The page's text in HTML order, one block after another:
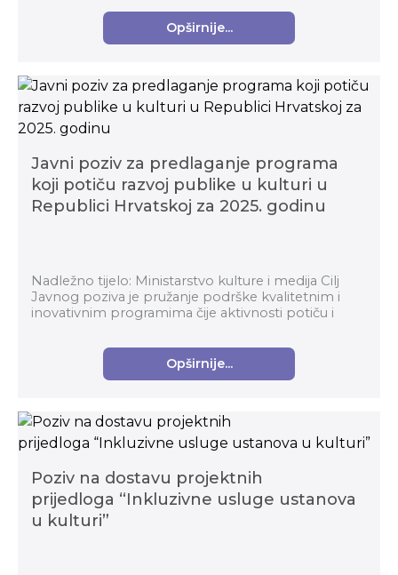
školama na ...
Opširnije...
Javni poziv za predlaganje programa
koji potiču razvoj publike u kulturi u
Republici Hrvatskoj za 2025. godinu
Nadležno tijelo: Ministarstvo kulture i medija Cilj
Javnog poziva je pružanje podrške kvalitetnim i
inovativnim programima čije aktivnosti potiču i
Opširnije...
Poziv na dostavu projektnih
prijedloga “Inkluzivne usluge ustanova
u kulturi”